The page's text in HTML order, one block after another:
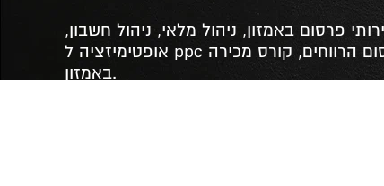
פרסום באמזון, ניהול מלאי, ניהול חשבון,
אופטימיזציה ל ppc הרחבת פעילות, מקסום הרווחים, קורס מכירה
באמזון.